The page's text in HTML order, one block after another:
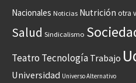
Nacionales Noticias Nutrición otra
Salud Sindicalismo
Teatro Tecnología Trabajo
Universidad Universo Alternativo